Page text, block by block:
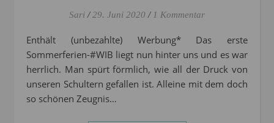
Sari / 29. Juni 2020 / 1 Kommentar
Enthält (unbezahlte) Werbung* Das erste
Sommerferien-#WIB liegt nun hinter uns und es war
herrlich. Man spürt förmlich, wie all der Druck von
unseren Schultern gefallen ist. Alleine mit dem doch
so schönen Zeugnis…